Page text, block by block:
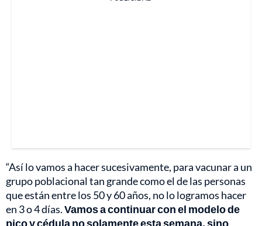
“Así lo vamos a hacer sucesivamente, para vacunar a un
grupo poblacional tan grande como el de las personas
que están entre los 50 y 60 años, no lo logramos hacer
en 3 o 4 días.Vamos a continuar con el modelo de
pico y cédula no solamente esta semana, sino